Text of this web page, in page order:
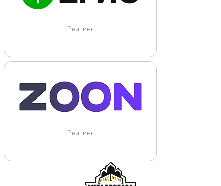
Рейтинг
Рейтинг